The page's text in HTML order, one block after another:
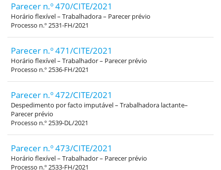
Parecer n.º 470/CITE/2021
Horário flexível – Trabalhadora – Parecer prévio
Processo n.º 2531-FH/2021
Parecer n.º 471/CITE/2021
Horário flexível – Trabalhador – Parecer prévio
Processo n.º 2536-FH/2021
Parecer n.º 472/CITE/2021
Despedimento por facto imputável – Trabalhadora lactante–
Parecer prévio
Processo n.º 2539-DL/2021
Parecer n.º 473/CITE/2021
Horário flexível – Trabalhador – Parecer prévio
Processo n.º 2533-FH/2021